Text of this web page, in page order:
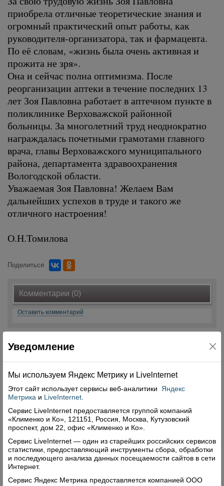
приобрела отличные теоретические знания и
огромный практический опыт работы, как
руководителя-организатора, так и фармацевта.
По её словам, «жизнь была очень активная и
прожита не зря».
Она и сейчас полна оптимизма. После
реорганизации аптеки в течение последних 13
лет Зоя Павловна работает в аптечном пункте в
поликлинике Верховажской районной
больницы. За многолетний труд неоднократно
награждалась почетными грамотами главного
врача, главы Верховажского муниципального
района, департамента здравоохранения
Вологодской области.
Уважаемая Зоя Павловна! Желаем Вам
дальнейших успехов в труде и такого же
отличного настроения!
О.Н.Томилова
Поделиться
Комментарии (0)
Оставить комментарий
Свежий номер
Уведомление
Мы используем Яндекс Метрику и Livelnternet
Этот сайт использует сервисы веб-аналитики
Яндекс
Метрика и LiveInternet
Сервис LiveInternet предоставляется группой компаний
«Клименко и Ко», 121151, Россия, Москва, Кутузовский
проспект, дом 22, офис «Клименко и Ко».
Сервис LiveInternet — один из старейших российских сервисов
статистики, предоставляющий инструменты сбора, обработки
и последующего анализа данных посещаемости сайтов в сети
Интернет.
Сервис Яндекс Метрика предоставляется компанией ООО